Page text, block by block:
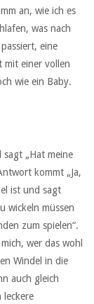
an, wie ich es
was nach
eine
mit einer vollen
wie ein Baby.
sagt „Hat meine
kommt „Ja,
ist und sagt
wickeln müssen
zum spielen“.
wer das wohl
Windel in die
auch gleich
leckere